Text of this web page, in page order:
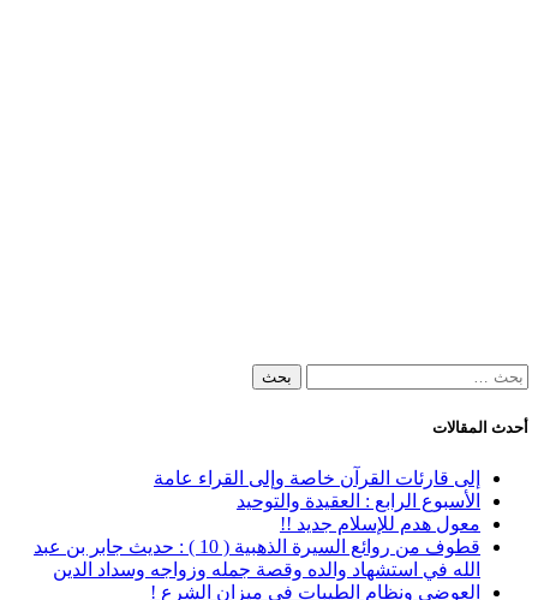
البحث
أحدث المقالات
إلى قارئات القرآن خاصة وإلى القراء عامة
الأسبوع الرابع : العقيدة والتوحيد
معول هدم للإسلام جديد !!
قطوف من روائع السيرة الذهبية ( 10 ) : حديث جابر بن عبد
الله في استشهاد والده وقصة جمله وزواجه وسداد الدين
العوضي ونظام الطيبات في ميزان الشرع !